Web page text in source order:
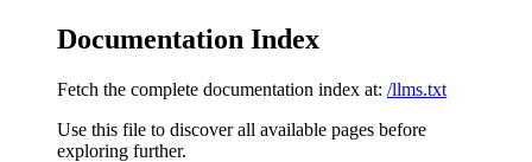
Documentation Index
Fetch the complete documentation index at: /llms.txt
Use this file to discover all available pages before
exploring further.